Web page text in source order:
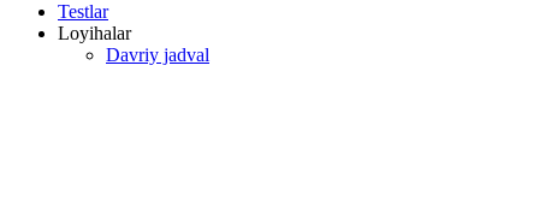
Testlar
Loyihalar
Davriy jadval